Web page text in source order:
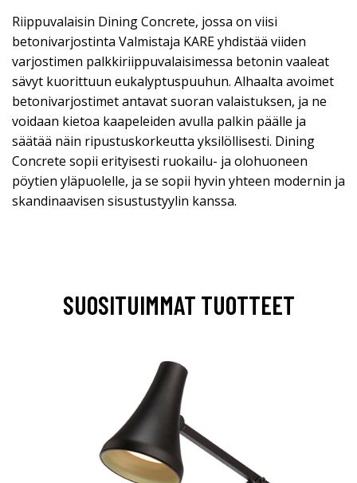
Riippuvalaisin Dining Concrete, jossa on viisi
betonivarjostinta Valmistaja KARE yhdistää viiden
varjostimen palkkiriippuvalaisimessa betonin vaaleat
sävyt kuorittuun eukalyptuspuuhun. Alhaalta avoimet
betonivarjostimet antavat suoran valaistuksen, ja ne
voidaan kietoa kaapeleiden avulla palkin päälle ja
säätää näin ripustuskorkeutta yksilöllisesti. Dining
Concrete sopii erityisesti ruokailu- ja olohuoneen
pöytien yläpuolelle, ja se sopii hyvin yhteen modernin ja
skandinaavisen sisustustyylin kanssa.
SUOSITUIMMAT TUOTTEET